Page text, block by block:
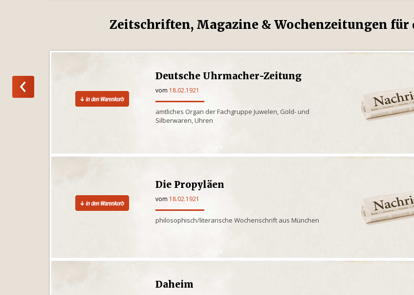
Zeitschriften, Magazine & Wochenzeitungen für
Deutsche Uhrmacher-Zeitung
vom 18.02.1921
amtliches Organ der Fachgruppe Juwelen, Gold- und
Silberwaren, Uhren
Die Propyläen
vom 18.02.1921
philosophisch/literarische Wochenschrift aus München
Daheim